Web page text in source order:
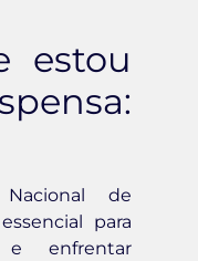
estou
de
para
enfrentar